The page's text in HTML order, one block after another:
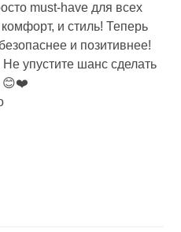
must-have для всех
и стиль! Теперь
и позитивнее!
упустите шанс сделать
😊❤️